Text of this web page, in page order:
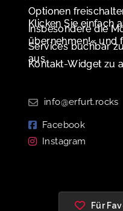
Optionen
insbesondere die
Services buchbar
Kontakt-Widget zu
Klicken Sie einfach
übernehmen!« und
aus.
info@erfurt.rocks
Facebook
Instagram
Für